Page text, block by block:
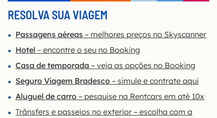
RESOLVA SUA VIAGEM
Passagens aéreas – melhores preços no Skyscanner
Hotel – encontre o seu no Booking
Casa de temporada – veja as opções no Booking
Seguro Viagem Bradesco – simule e contrate aqui
Aluguel de carro – pesquise na Rentcars em até 10x
Trânsfers e passeios no exterior – escolha com a